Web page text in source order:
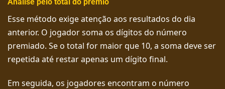
Esse método exige atenção aos resultados do dia
anterior. O jogador soma os dígitos do número
premiado. Se o total for maior que 10, a soma deve ser
repetida até restar apenas um dígito final.
Em seguida, os jogadores encontram o número